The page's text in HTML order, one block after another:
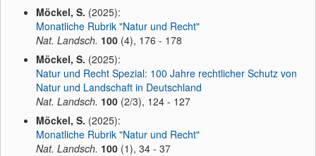
Möckel, S. (2025):
Monatliche Rubrik "Natur und Recht"
Nat. Landsch. 100 (4), 176 - 178
Möckel, S. (2025):
Natur und Recht Spezial: 100 Jahre rechtlicher Schutz von
Natur und Landschaft in Deutschland
Nat. Landsch. 100 (2/3), 124 - 127
Möckel, S. (2025):
Monatliche Rubrik "Natur und Recht"
Nat. Landsch. 100 (1), 34 - 37